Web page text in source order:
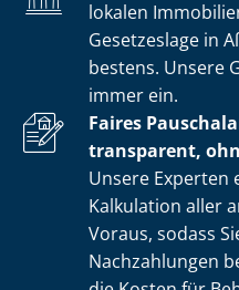
lokalen
Gesetzeslage in
bestens. Unsere
immer ein.
Faires
transparent,
Unsere Experten
Kalkulation aller
Voraus, sodass
Nachzahlungen